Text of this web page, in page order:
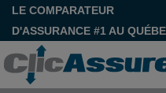
LE COMPARATEUR
D'ASSURANCE #1 AU